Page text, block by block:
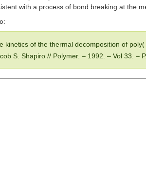
with a process of bond breaking at the
kinetics of the thermal decomposition of
S. Shapiro // Polymer. – 1992 . – Vol 33 . –